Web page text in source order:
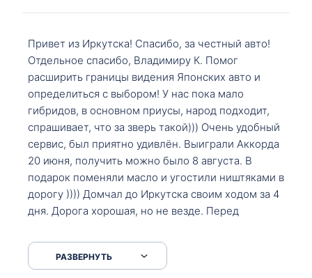
Привет из Иркутска! Спасибо, за честный авто!
Отдельное спасибо, Владимиру К. Помог
расширить границы видения Японских авто и
определиться с выбором! У нас пока мало
гибридов, в основном приусы, народ подходит,
спрашивает, что за зверь такой))) Очень удобный
сервис, был приятно удивлён. Выиграли Аккорда
20 июня, получить можно было 8 августа. В
подарок поменяли масло и угостили ништяками в
дорогу )))) Домчал до Иркутска своим ходом за 4
дня. Дорога хорошая, но не везде. Перед
серпантинах по пути следования.
РАЗВЕРНУТЬ